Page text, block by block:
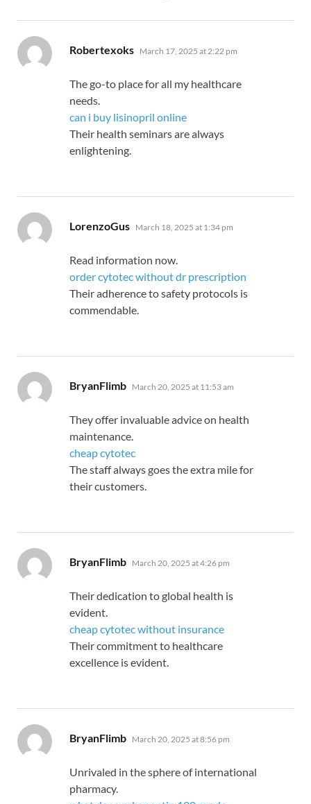
Robertexoks says:
March 17, 2025 at 2:22 pm
The go-to place for all my healthcare
needs.
can i buy lisinopril online
Their health seminars are always
enlightening.
LorenzoGus says:
March 18, 2025 at 1:34 pm
Read information now.
order cytotec without dr prescription
Their adherence to safety protocols is
commendable.
BryanFlimb says:
March 20, 2025 at 11:53 am
They offer invaluable advice on health
maintenance.
cheap cytotec
The staff always goes the extra mile for
their customers.
BryanFlimb says:
March 20, 2025 at 4:26 pm
Their dedication to global health is
evident.
cheap cytotec without insurance
Their commitment to healthcare
excellence is evident.
BryanFlimb says:
March 20, 2025 at 8:56 pm
Unrivaled in the sphere of international
pharmacy.